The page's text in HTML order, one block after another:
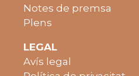
Notes de premsa
Plens
LEGAL
Avís legal